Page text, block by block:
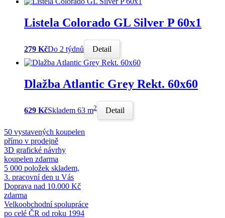
Listela Colorado GL Silver P 60x1
279 KčDo 2 týdnů Detail
Dlažba Atlantic Grey Rekt. 60x60
629 KčSkladem 63 m2 Detail
50 vystavených koupelen
přímo v prodejně
3D grafické návrhy
koupelen zdarma
5 000 položek skladem,
3. pracovní den u Vás
Doprava nad 10.000 Kč
zdarma
Velkoobchodní spolupráce
po celé ČR od roku 1994